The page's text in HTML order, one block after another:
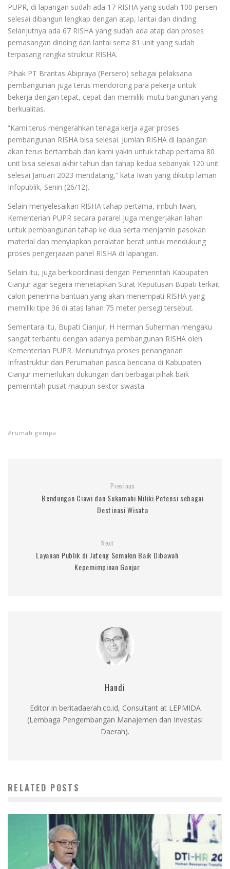
PUPR, di lapangan sudah ada 17 RISHA yang sudah 100 persen
selesai dibangun lengkap dengan atap, lantai dan dinding.
Selanjutnya ada 67 RISHA yang sudah ada atap dan proses
pemasangan dinding dan lantai serta 81 unit yang sudah
terpasang rangka struktur RISHA.
Pihak PT Brantas Abipraya (Persero) sebagai pelaksana
pembangunan juga terus mendorong para pekerja untuk
bekerja dengan tepat, cepat dan memiliki mutu bangunan yang
berkualitas.
“Kami terus mengerahkan tenaga kerja agar proses
pembangunan RISHA bisa selesai. Jumlah RISHA di lapangan
akan terus bertambah dan kami yakin untuk tahap pertama 80
unit bisa selesai akhir tahun dan tahap kedua sebanyak 120 unit
selesai Januari 2023 mendatang,” kata Iwan yang dikutip laman
Infopublik, Senin (26/12).
Selain menyelesaikan RISHA tahap pertama, imbuh Iwan,
Kementerian PUPR secara pararel juga mengerjakan lahan
untuk pembangunan tahap ke dua serta menjamin pasokan
material dan menyiapkan peralatan berat untuk mendukung
proses pengerjaaan panel RISHA di lapangan.
Selain itu, juga berkoordinasi dengan Pemerintah Kabupaten
Cianjur agar segera menetapkan Surat Keputusan Bupati terkait
calon penerima bantuan yang akan menempati RISHA yang
memiliki tipe 36 di atas lahan 75 meter persegi tersebut.
Sementara itu, Bupati Cianjur, H Herman Suherman mengaku
sangat terbantu dengan adanya pembangunan RISHA oleh
Kementerian PUPR. Menurutnya proses penanganan
Infrastruktur dan Perumahan pasca bencana di Kabupaten
Cianjur memerlukan dukungan dari berbagai pihak baik
pemerintah pusat maupun sektor swasta.
rumah gempa
Previous
Bendungan Ciawi dan Sukamahi Miliki Potensi sebagai
Destinasi Wisata
Next
Layanan Publik di Jateng Semakin Baik Dibawah
Kepemimpinan Ganjar
Handi
Editor in beritadaerah.co.id, Consultant at LEPMIDA
(Lembaga Pengembangan Manajemen dan Investasi
Daerah).
RELATED POSTS